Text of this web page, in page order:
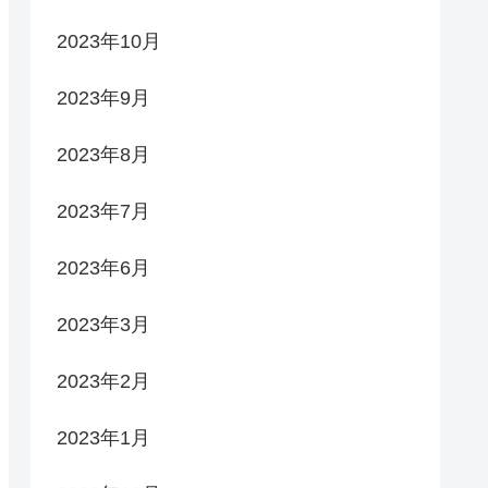
2023年10月
2023年9月
2023年8月
2023年7月
2023年6月
2023年3月
2023年2月
2023年1月